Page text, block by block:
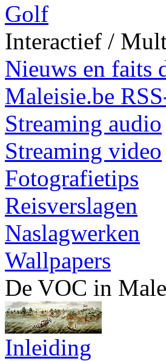
Golf
Interactief /
Nieuws en faits
Maleisie.be
Streaming audio
Streaming video
Fotografietips
Reisverslagen
Naslagwerken
Wallpapers
De VOC in
Inleiding